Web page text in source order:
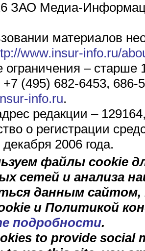
ЗАО Медиа-
материалов
www.insur-info.ru/
ограничения – старше
(495) 682-6453, 686-
info.ru.
редакции –
о регистрации
2006 года.
файлы cookie
сетей и анализа
данным
и Политикой
подробности.
to provide social